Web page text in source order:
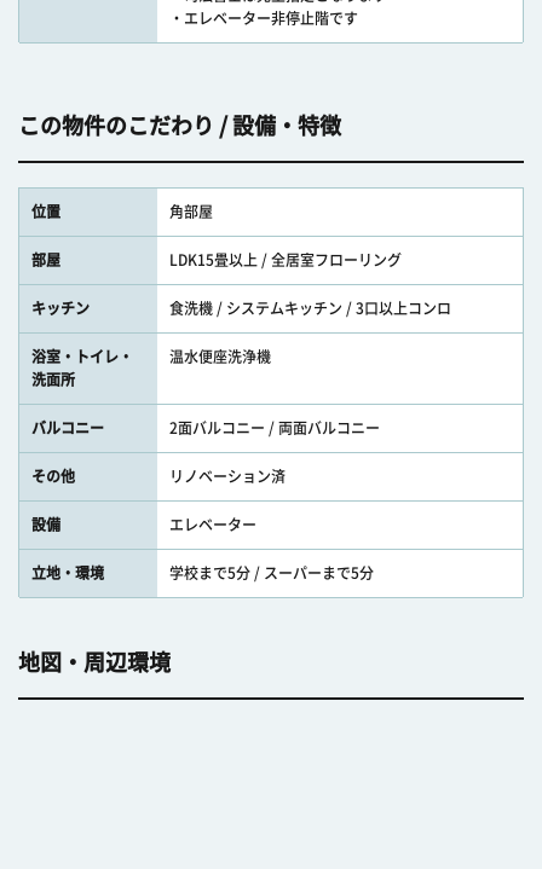
・エレベーター非停止階です
この物件のこだわり / 設備・特徴
位置 角部屋
部屋 LDK15畳以上 / 全居室フローリング
キッチン 食洗機 / システムキッチン / 3口以上コンロ
浴室・トイレ・
洗面所
温水便座洗浄機
バルコニー 2面バルコニー / 両面バルコニー
その他 リノベーション済
設備 エレベーター
立地・環境 学校まで5分 / スーパーまで5分
地図・周辺環境